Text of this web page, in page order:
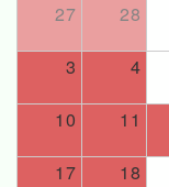
27 28
3 4
10 11
17 18